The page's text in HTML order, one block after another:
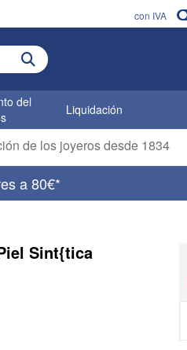
con IVA
del
Liquidación
de los joyeros desde 1834
a 80€*
Sint{tica